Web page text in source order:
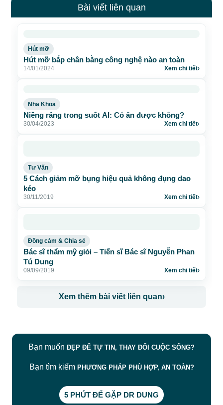
Bài viết liên quan
Hút mỡ
Hút mỡ bắp chân bằng công nghệ nào an toàn
14/01/2024 Xem chi tiết›
Nha Khoa
Niềng răng trong suốt AI: Có ăn được không?
30/04/2023 Xem chi tiết›
Tư Vấn
5 Cách giảm mỡ bụng hiệu quả không đụng dao
kéo
30/11/2019 Xem chi tiết›
Đồng cảm & Chia sẻ
Bác sĩ thẩm mỹ giỏi – Tiến sĩ Bác sĩ Nguyễn Phan
Tú Dung
09/09/2019 Xem chi tiết›
Xem thêm bài viết liên quan›
Bạn muốn ĐẸP ĐỂ TỰ TIN, THAY ĐỔI CUỘC SỐNG?
Bạn tìm kiếm PHƯƠNG PHÁP PHÙ HỢP, AN TOÀN?
5 PHÚT ĐỂ GẶP DR DUNG